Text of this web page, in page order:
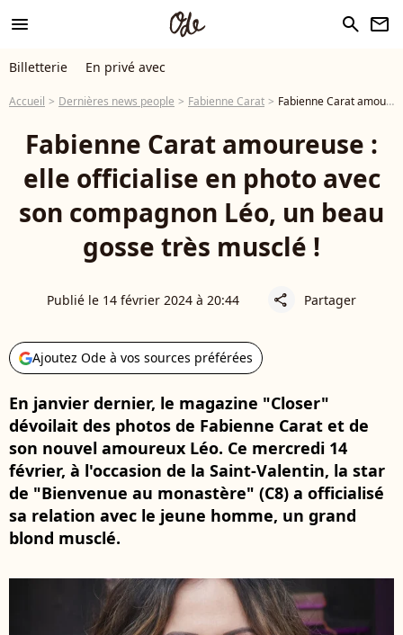
menu search newsletter
Billetterie En privé avec
Accueil Dernières news people Fabienne Carat Fabienne Carat amoureuse : elle officialise en photo avec son compagnon Léo, un beau gosse très musclé !
Fabienne Carat amoureuse :
elle officialise en photo avec
son compagnon Léo, un beau
gosse très musclé !
Publié le 14 février 2024 à 20:44 share Partager
Ajoutez Ode à vos sources préférées
En janvier dernier, le magazine "Closer"
dévoilait des photos de Fabienne Carat et de
son nouvel amoureux Léo. Ce mercredi 14
février, à l'occasion de la Saint-Valentin, la star
de "Bienvenue au monastère" (C8) a officialisé
sa relation avec le jeune homme, un grand
blond musclé.